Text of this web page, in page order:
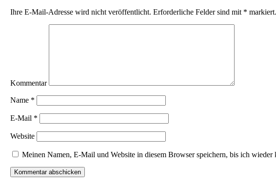
Ihre E-Mail-Adresse wird nicht veröffentlicht. Erforderliche Felder sind mit * markiert.
Kommentar
Name *
E-Mail *
Website
Meinen Namen, E-Mail und Website in diesem Browser speichern, bis ich wieder